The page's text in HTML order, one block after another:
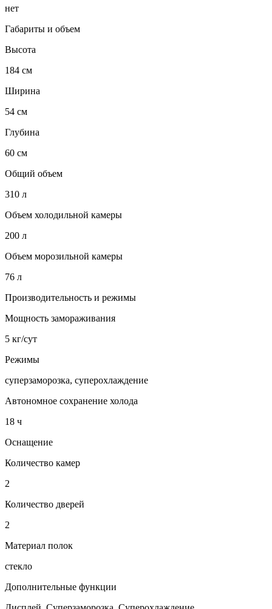
нет
Габариты и объем
Высота
184 см
Ширина
54 см
Глубина
60 см
Общий объем
310 л
Объем холодильной камеры
200 л
Объем морозильной камеры
76 л
Производительность и режимы
Мощность замораживания
5 кг/сут
Режимы
суперзаморозка, суперохлаждение
Автономное сохранение холода
18 ч
Оснащение
Количество камер
2
Количество дверей
2
Материал полок
стекло
Дополнительные функции